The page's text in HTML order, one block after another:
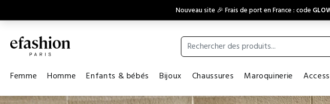
Nouveau site 🎉 Frais de port en France : code
Femme Homme Enfants & bébés Bijoux Chaussures Maroquinerie